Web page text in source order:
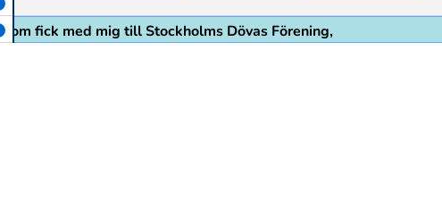
fick med mig till Stockholms Dövas Förening,